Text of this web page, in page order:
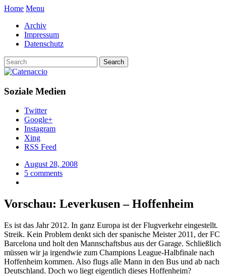
Home Menu
Archiv
Impressum
Datenschutz
Soziale Medien
Twitter
Google+
Instagram
Xing
RSS Feed
August 28, 2008
5 comments
Vorschau: Leverkusen – Hoffenheim
Es ist das Jahr 2012. In ganz Europa ist der Flugverkehr eingestellt.
Streik. Kein Problem denkt sich der spanische Meister 2011, der FC
Barcelona und holt den Mannschaftsbus aus der Garage. Schließlich
müssen wir ja irgendwie zum Champions League-Halbfinale nach
Hoffenheim kommen. Also flugs alle Mann in den Bus und ab nach
Deutschland. Doch wo liegt eigentlich dieses Hoffenheim?